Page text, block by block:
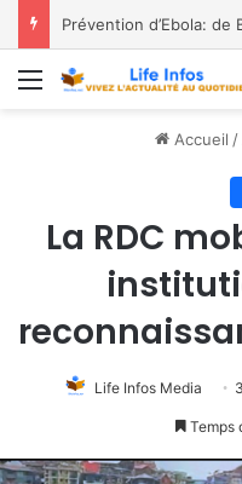
Menu
Accueil /
La RDC
Life Infos Media
Temps